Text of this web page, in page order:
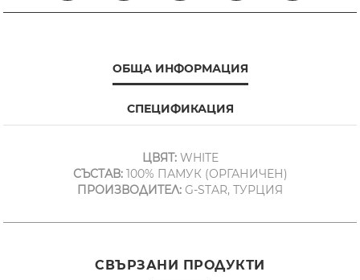
ОБЩА ИНФОРМАЦИЯ
СПЕЦИФИКАЦИЯ
ЦВЯТ:WHITE
СЪСТАВ:100% ПАМУК (ОРГАНИЧЕН)
ПРОИЗВОДИТЕЛ: G-STAR, ТУРЦИЯ
СВЪРЗАНИ ПРОДУКТИ